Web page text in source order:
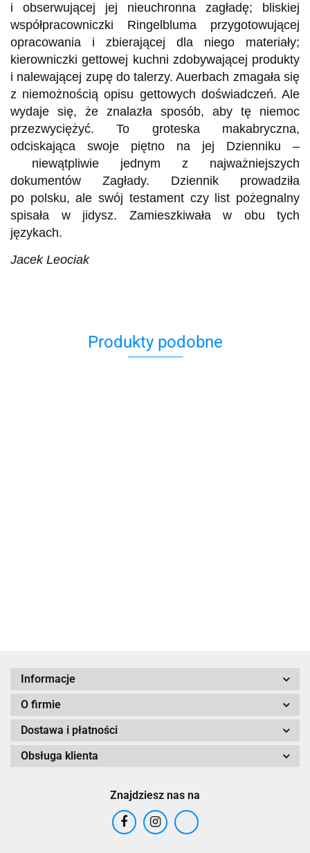
i obserwującej jej nieuchronna zagładę; bliskiej
współpracowniczki Ringelbluma przygotowującej
opracowania i zbierającej dla niego materiały;
kierowniczki gettowej kuchni zdobywającej produkty
i nalewającej zupę do talerzy. Auerbach zmagała się
z niemożnością opisu gettowych doświadczeń. Ale
wydaje się, że znalazła sposób, aby tę niemoc
przezwyciężyć. To groteska makabryczna,
odciskająca swoje piętno na jej Dzienniku –
niewątpliwie jednym z najważniejszych
dokumentów Zagłady. Dziennik prowadziła
po polsku, ale swój testament czy list pożegnalny
spisała w jidysz. Zamieszkiwała w obu tych
językach.
Jacek Leociak
Produkty podobne
Informacje
O firmie
Dostawa i płatności
Obsługa klienta
Znajdziesz nas na